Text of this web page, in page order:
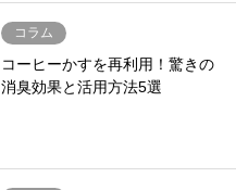
コラム
コーヒーかすを再利用！驚きの
消臭効果と活用方法5選